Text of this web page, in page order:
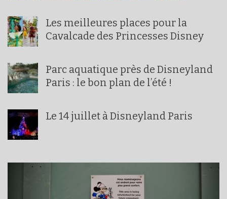
Les meilleures places pour la
Cavalcade des Princesses Disney
Parc aquatique près de Disneyland
Paris : le bon plan de l’été !
Le 14 juillet à Disneyland Paris